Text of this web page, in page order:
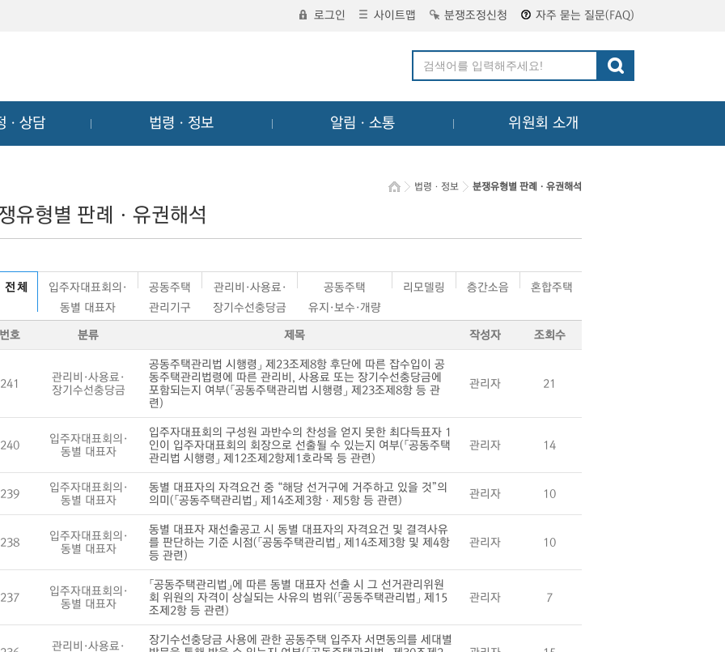
로그인 사이트맵 분쟁조정신청 자주 묻는 질문(FAQ)
ㆍ상담 법령ㆍ정보 알림ㆍ소통 위원회 소개
법령ㆍ정보 분쟁유형별 판례ㆍ유권해석
유형별 판례ㆍ유권해석
전 체
입주자대표회의·
동별 대표자
공동주택
관리기구
관리비·사용료·
장기수선충당금
공동주택
유지·보수·개량
리모델링 층간소음 혼합주택
호 분류 제목 작성자 조회수
241
관리비·사용료·
장기수선충당금
공동주택관리법 시행령」 제23조제8항 후단에 따른 잡수입이 공
동주택관리법령에 따른 관리비, 사용료 또는 장기수선충당금에
포함되는지 여부(「공동주택관리법 시행령」 제23조제8항 등 관
련)
관리자 21
240
입주자대표회의·
동별 대표자
입주자대표회의 구성원 과반수의 찬성을 얻지 못한 최다득표자 1
인이 입주자대표회의 회장으로 선출될 수 있는지 여부(「공동주택
관리법 시행령」 제12조제2항제1호라목 등 관련)
관리자 14
239
입주자대표회의·
동별 대표자
동별 대표자의 자격요건 중 “해당 선거구에 거주하고 있을 것”의
의미(「공동주택관리법」 제14조제3항ㆍ제5항 등 관련)
관리자 10
238
입주자대표회의·
동별 대표자
동별 대표자 재선출공고 시 동별 대표자의 자격요건 및 결격사유
를 판단하는 기준 시점(「공동주택관리법」 제14조제3항 및 제4항
등 관련)
관리자 10
237
입주자대표회의·
동별 대표자
「공동주택관리법」에 따른 동별 대표자 선출 시 그 선거관리위원
회 위원의 자격이 상실되는 사유의 범위(「공동주택관리법」 제15
조제2항 등 관련)
관리자 7
관리비·사용료·
장기수선충당금 사용에 관한 공동주택 입주자 서면동의를 세대별